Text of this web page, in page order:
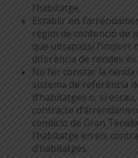
l’habitatge.
Establir en
règim de contenció de
que ultrapassi l’import
diferència de rendes
No fer constar la renda
sistema de referència
d’habitatges o, si
contracte
condició de Gran
l’habitatge en els
d’habitatges.